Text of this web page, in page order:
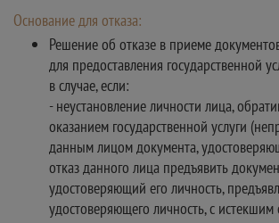
Основание для отказа:
Решение об отказе в приеме
для предоставления государственной
в случае, если:
- неустановление личности лица,
оказанием государственной услуги
данным лицом документа,
отказ данного лица предъявить
удостоверяющий его личность,
удостоверяющего личность, с